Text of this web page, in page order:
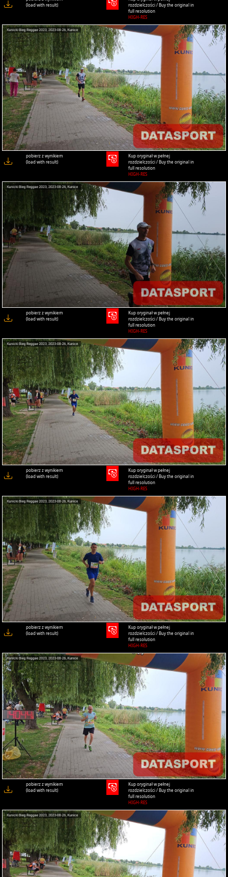
(load with result)
rozdzielczości / Buy the original in
full resolution
HIGH-RES
pobierz z wynikiem
(load with result)
Kup oryginał w pełnej
rozdzielczości / Buy the original in
full resolution
HIGH-RES
pobierz z wynikiem
(load with result)
Kup oryginał w pełnej
rozdzielczości / Buy the original in
full resolution
HIGH-RES
pobierz z wynikiem
(load with result)
Kup oryginał w pełnej
rozdzielczości / Buy the original in
full resolution
HIGH-RES
pobierz z wynikiem
(load with result)
Kup oryginał w pełnej
rozdzielczości / Buy the original in
full resolution
HIGH-RES
pobierz z wynikiem
(load with result)
Kup oryginał w pełnej
rozdzielczości / Buy the original in
full resolution
HIGH-RES